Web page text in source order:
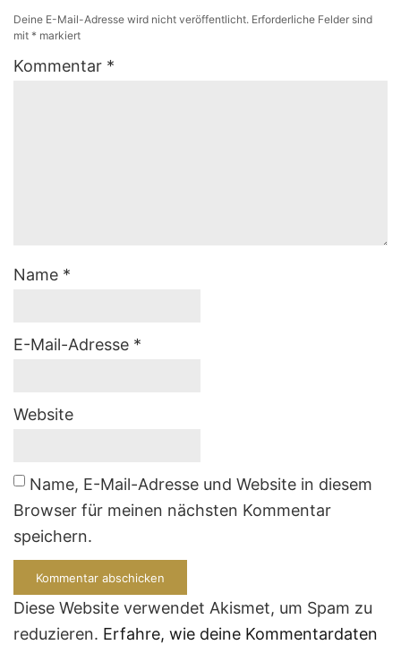
Deine E-Mail-Adresse wird nicht veröffentlicht. Erforderliche Felder sind
mit * markiert
Kommentar *
Name *
E-Mail-Adresse *
Website
Name, E-Mail-Adresse und Website in diesem
Browser für meinen nächsten Kommentar
speichern.
Diese Website verwendet Akismet, um Spam zu
reduzieren. Erfahre, wie deine Kommentardaten